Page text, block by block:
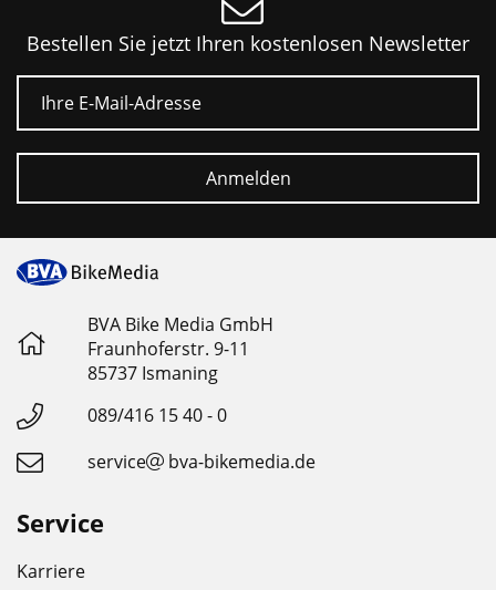
Bestellen Sie jetzt Ihren kostenlosen Newsletter
E-Mail
Anmelden
BVA Bike Media GmbH
Fraunhoferstr. 9-11
85737 Ismaning
089/416 15 40 - 0
service
bva-bikemedia.de
Service
Karriere